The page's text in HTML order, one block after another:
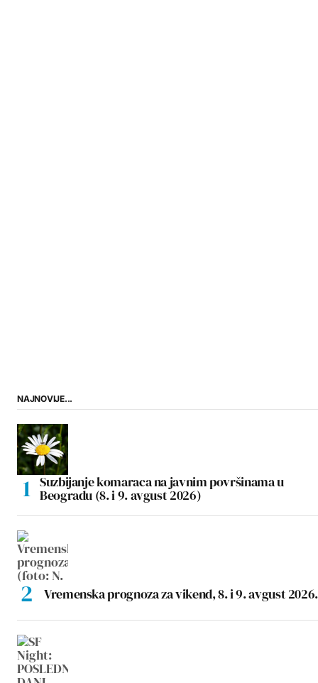
NAJNOVIJE...
Suzbijanje komaraca na javnim površinama u
Beogradu (8. i 9. avgust 2026)
Vremenska prognoza za vikend, 8. i 9. avgust 2026.